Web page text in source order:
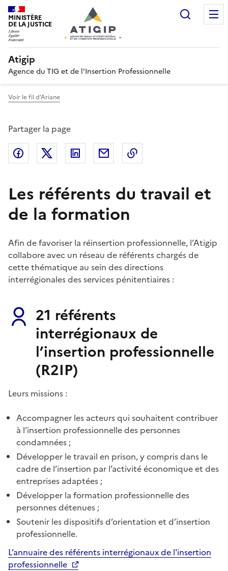
MINISTÈRE
DE LA JUSTICE
Atigip
Agence du TIG et de l'Insertion Professionnelle
Voir le fil d’Ariane
Partager la page
Partager sur Facebook
Partager sur Twitter
Partager sur LinkedIn
Partager par email
Les référents du travail et
de la formation
Afin de favoriser la réinsertion professionnelle, l’Atigip
collabore avec un réseau de référents chargés de
cette thématique au sein des directions
interrégionales des services pénitentiaires :
21 référents
interrégionaux de
l’insertion professionnelle
(R2IP)
Leurs missions :
Accompagner les acteurs qui souhaitent contribuer
à l’insertion professionnelle des personnes
condamnées ;
Développer le travail en prison, y compris dans le
cadre de l’insertion par l’activité économique et des
entreprises adaptées ;
Développer la formation professionnelle des
personnes détenues ;
Soutenir les dispositifs d’orientation et d’insertion
professionnelle.
L’annuaire des référents interrégionaux de l'insertion
professionnelle